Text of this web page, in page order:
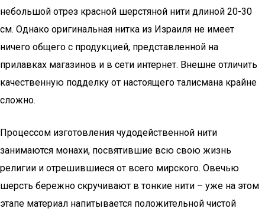
небольшой отрез красной шерстяной нити длиной 20-30
см. Однако оригинальная нитка из Израиля не имеет
ничего общего с продукцией, представленной на
прилавках магазинов и в сети интернет. Внешне отличить
качественную подделку от настоящего талисмана крайне
сложно.
Процессом изготовления чудодейственной нити
занимаются монахи, посвятившие всю свою жизнь
религии и отрешившиеся от всего мирского. Овечью
шерсть бережно скручивают в тонкие нити – уже на этом
этапе материал напитывается положительной чистой